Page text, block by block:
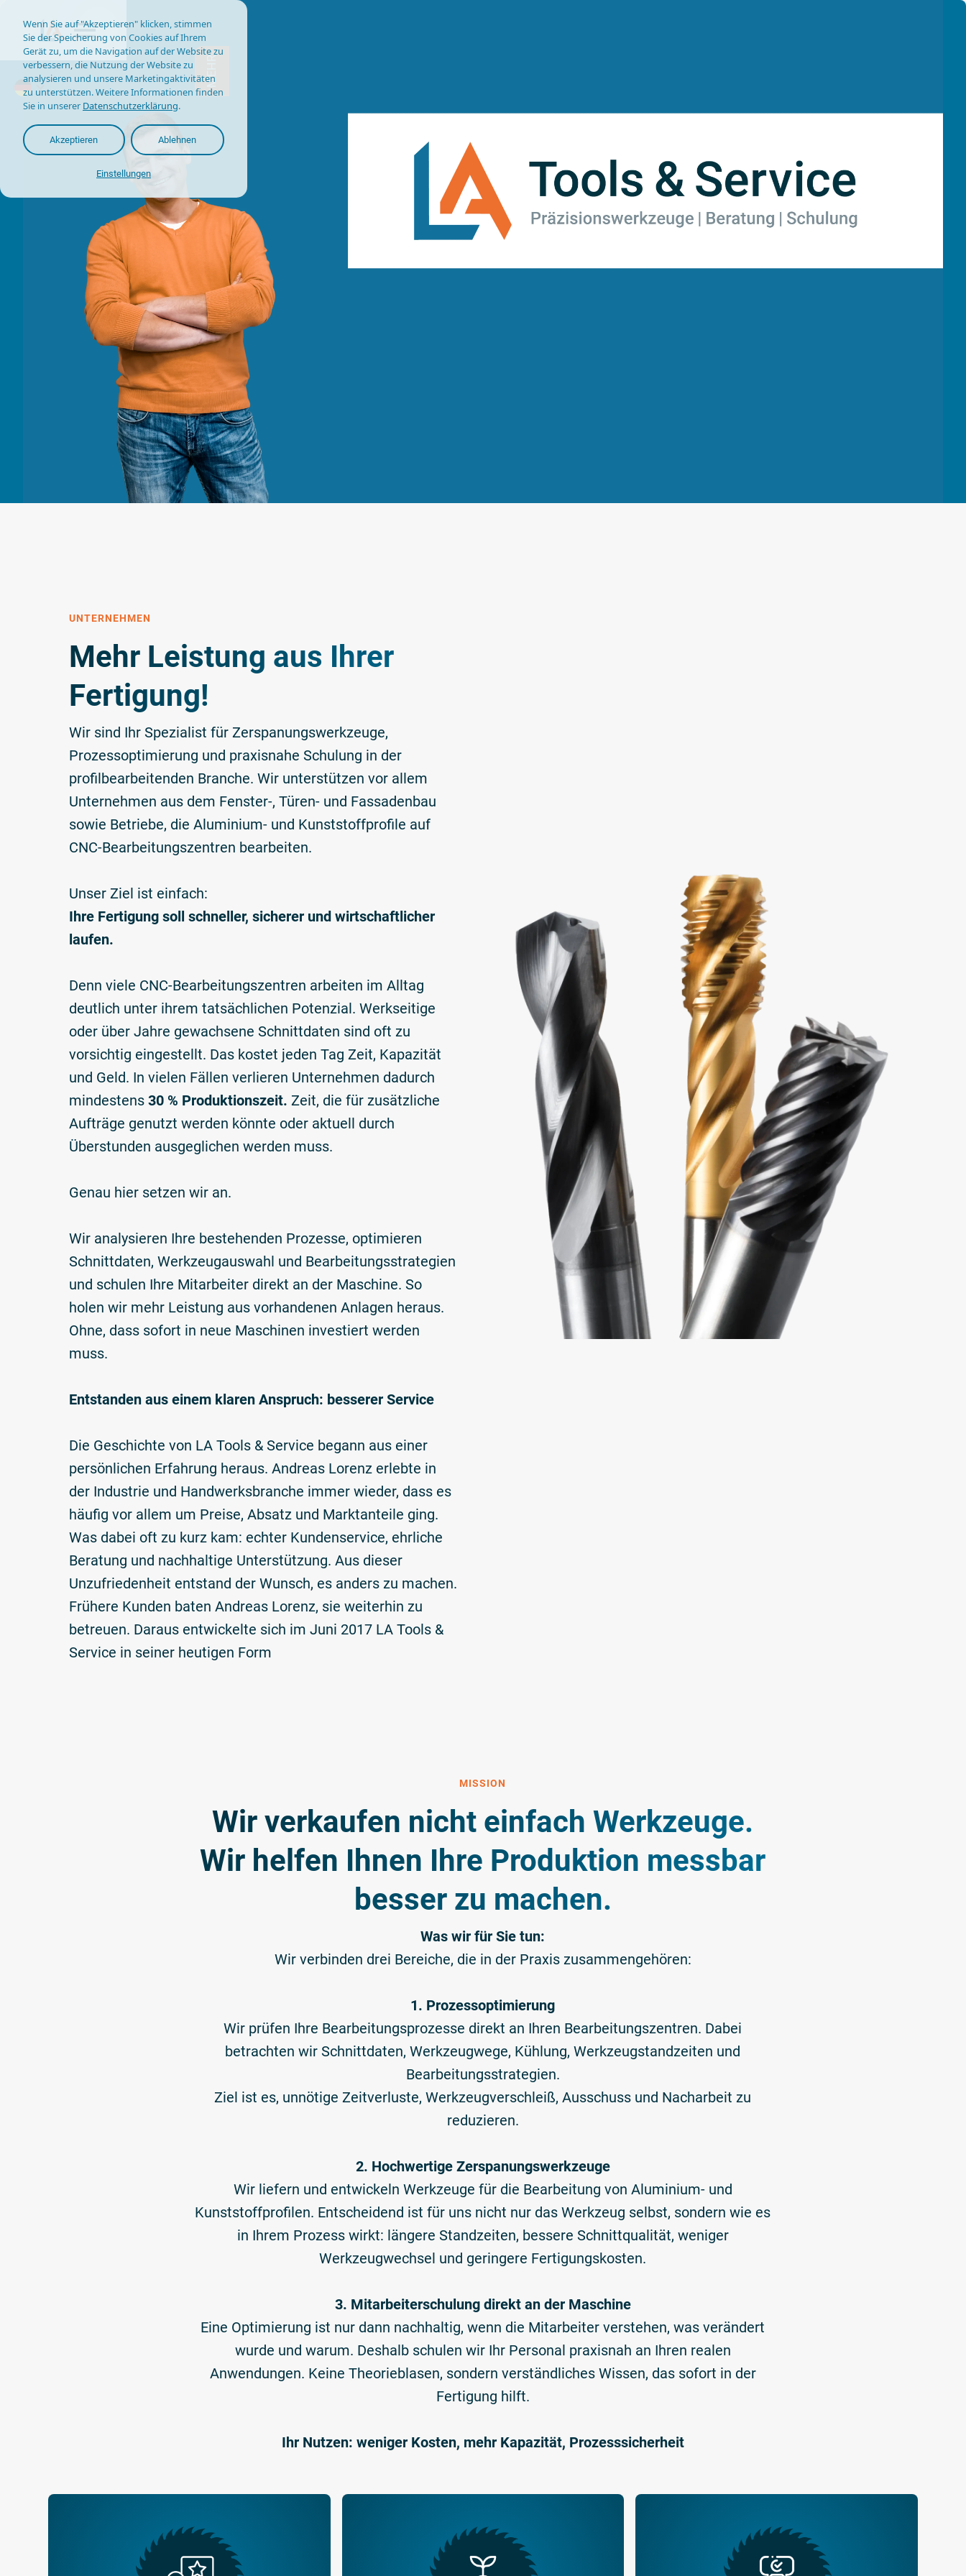
Wenn Sie auf "Akzeptieren" klicken, stimmen
Sie der Speicherung von Cookies auf Ihrem
Gerät zu, um die Navigation auf der Website zu
verbessern, die Nutzung der Website zu
analysieren und unsere Marketingaktivitäten
zu unterstützen. Weitere Informationen finden
Sie in unserer Datenschutzerklärung.
Akzeptieren Ablehnen
Einstellungen
MEHR
UNTERNEHMEN
Mehr Leistung aus Ihrer
Fertigung!
Wir sind Ihr Spezialist für Zerspanungswerkzeuge,
Prozessoptimierung und praxisnahe Schulung in der
profilbearbeitenden Branche. Wir unterstützen vor allem
Unternehmen aus dem Fenster-, Türen- und Fassadenbau
sowie Betriebe, die Aluminium- und Kunststoffprofile auf
CNC-Bearbeitungszentren bearbeiten.
Unser Ziel ist einfach:
Ihre Fertigung soll schneller, sicherer und wirtschaftlicher
laufen.
Denn viele CNC-Bearbeitungszentren arbeiten im Alltag
deutlich unter ihrem tatsächlichen Potenzial. Werkseitige
oder über Jahre gewachsene Schnittdaten sind oft zu
vorsichtig eingestellt. Das kostet jeden Tag Zeit, Kapazität
und Geld. In vielen Fällen verlieren Unternehmen dadurch
mindestens 30 % Produktionszeit. Zeit, die für zusätzliche
Aufträge genutzt werden könnte oder aktuell durch
Überstunden ausgeglichen werden muss.
Genau hier setzen wir an.
Wir analysieren Ihre bestehenden Prozesse, optimieren
Schnittdaten, Werkzeugauswahl und Bearbeitungsstrategien
und schulen Ihre Mitarbeiter direkt an der Maschine. So
holen wir mehr Leistung aus vorhandenen Anlagen heraus.
Ohne, dass sofort in neue Maschinen investiert werden
muss.
Entstanden aus einem klaren Anspruch: besserer Service
Die Geschichte von LA Tools & Service begann aus einer
persönlichen Erfahrung heraus. Andreas Lorenz erlebte in
der Industrie und Handwerksbranche immer wieder, dass es
häufig vor allem um Preise, Absatz und Marktanteile ging.
Was dabei oft zu kurz kam: echter Kundenservice, ehrliche
Beratung und nachhaltige Unterstützung. Aus dieser
Unzufriedenheit entstand der Wunsch, es anders zu machen.
Frühere Kunden baten Andreas Lorenz, sie weiterhin zu
betreuen. Daraus entwickelte sich im Juni 2017 LA Tools &
Service in seiner heutigen Form
MISSION
Wir verkaufen nicht einfach Werkzeuge.
Wir helfen Ihnen Ihre Produktion messbar
besser zu machen.
Was wir für Sie tun:
Wir verbinden drei Bereiche, die in der Praxis zusammengehören:
1. Prozessoptimierung
Wir prüfen Ihre Bearbeitungsprozesse direkt an Ihren Bearbeitungszentren. Dabei
betrachten wir Schnittdaten, Werkzeugwege, Kühlung, Werkzeugstandzeiten und
Bearbeitungsstrategien.
Ziel ist es, unnötige Zeitverluste, Werkzeugverschleiß, Ausschuss und Nacharbeit zu
reduzieren.
2. Hochwertige Zerspanungswerkzeuge
Wir liefern und entwickeln Werkzeuge für die Bearbeitung von Aluminium- und
Kunststoffprofilen. Entscheidend ist für uns nicht nur das Werkzeug selbst, sondern wie es
in Ihrem Prozess wirkt: längere Standzeiten, bessere Schnittqualität, weniger
Werkzeugwechsel und geringere Fertigungskosten.
3. Mitarbeiterschulung direkt an der Maschine
Eine Optimierung ist nur dann nachhaltig, wenn die Mitarbeiter verstehen, was verändert
wurde und warum. Deshalb schulen wir Ihr Personal praxisnah an Ihren realen
Anwendungen. Keine Theorieblasen, sondern verständliches Wissen, das sofort in der
Fertigung hilft.
Ihr Nutzen: weniger Kosten, mehr Kapazität, Prozesssicherheit